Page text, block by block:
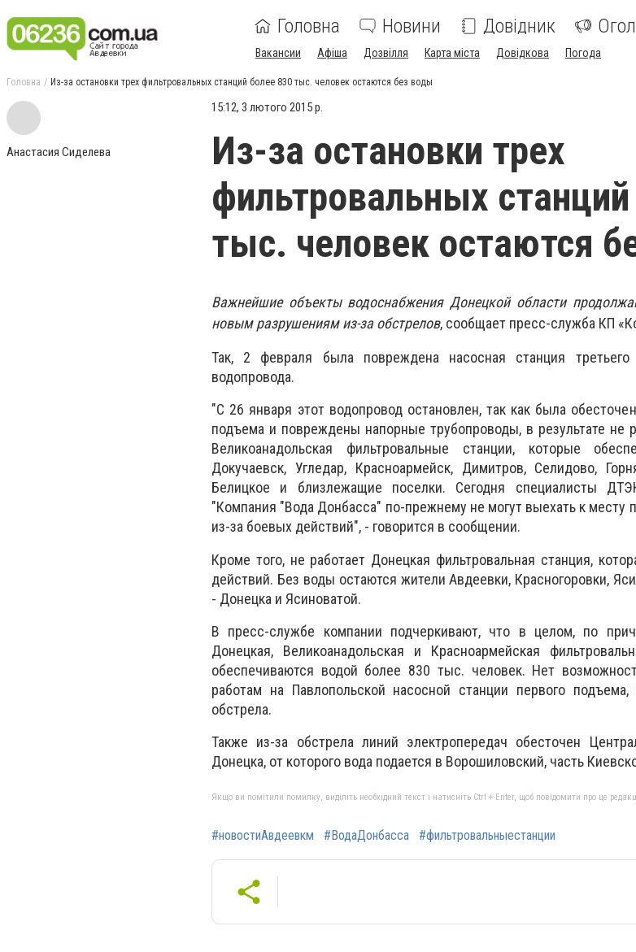
Головна Новини Довідник
Вакансии Афіша Дозвілля Карта міста Довідкова Погода
Головна Из-за остановки трех фильтровальных станций более 830 тыс. человек остаются без воды
Анастасия Сиделева
15:12, 3 лютого 2015 р.
Из-за остановки трех
фильтровальных
тыс. человек остаются
Важнейшие объекты водоснабжения Донецкой области
новым разрушениям из-за обстрелов, сообщает пресс-служба КП
Так, 2 февраля была повреждена насосная станция третьего
водопровода.
"С 26 января этот водопровод остановлен, так как была
подъема и повреждены напорные трубопроводы, в результате не
Великоанадольская фильтровальные станции, которые
Докучаевск, Угледар, Красноармейск, Димитров, Селидово,
Белицкое и близлежащие поселки. Сегодня специалисты
"Компания "Вода Донбасса" по-прежнему не могут выехать к месту
из-за боевых действий", - говорится в сообщении.
Кроме того, не работает Донецкая фильтровальная станция,
действий. Без воды остаются жители Авдеевки, Красногоровки,
- Донецка и Ясиноватой.
В пресс-службе компании подчеркивают, что в целом, по
Донецкая, Великоанадольская и Красноармейская
обеспечиваются водой более 830 тыс. человек. Нет
работам на Павлопольской насосной станции первого подъема,
обстрела.
Также из-за обстрела линий электропередач обесточен
Донецка, от которого вода подается в Ворошиловский, часть
Якщо ви помітили помилку, виділіть необхідний текст і натисніть Ctrl + Enter, щоб повідомити про це
#новостиАвдеевкм #ВодаДонбасса #фильтровальныестанции